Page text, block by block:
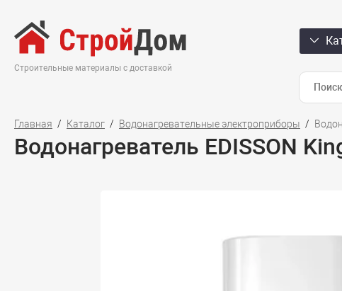
Строительные материалы с доставкой
Главная Каталог Водонагревательные электроприборы
Водонагреватель EDISSON